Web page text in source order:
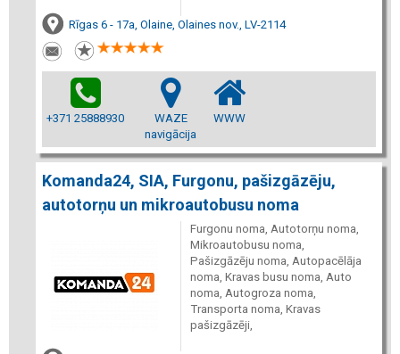
Rīgas 6 - 17a, Olaine, Olaines nov., LV-2114
+371 25888930
WAZE
navigācija
WWW
Komanda24, SIA, Furgonu, pašizgāzēju,
autotorņu un mikroautobusu noma
Furgonu noma, Autotorņu noma,
Mikroautobusu noma,
Pašizgāzēju noma, Autopacēlāja
noma, Kravas busu noma, Auto
noma, Autogroza noma,
Transporta noma, Kravas
pašizgāzēji,